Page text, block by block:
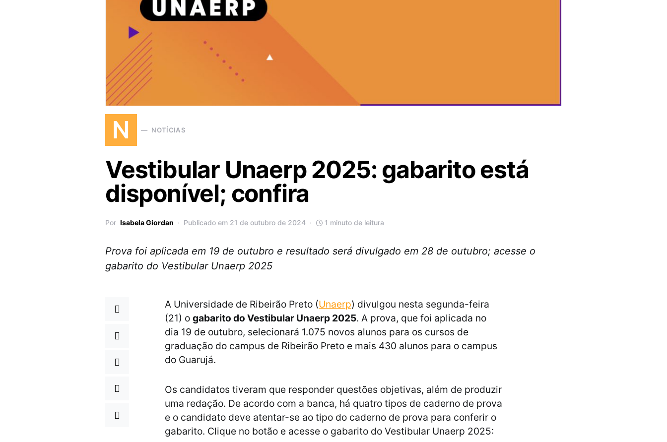
N NOTÍCIAS
Vestibular Unaerp 2025: gabarito está
disponível; confira
Por Isabela Giordan Publicado em 21 de outubro de 2024 1 minuto de leitura
Prova foi aplicada em 19 de outubro e resultado será divulgado em 28 de outubro; acesse o
gabarito do Vestibular Unaerp 2025
A Universidade de Ribeirão Preto (Unaerp) divulgou nesta segunda-feira
(21) o gabarito do Vestibular Unaerp 2025. A prova, que foi aplicada no
dia 19 de outubro, selecionará 1.075 novos alunos para os cursos de
graduação do campus de Ribeirão Preto e mais 430 alunos para o campus
do Guarujá.
Os candidatos tiveram que responder questões objetivas, além de produzir
uma redação. De acordo com a banca, há quatro tipos de caderno de prova
e o candidato deve atentar-se ao tipo do caderno de prova para conferir o
gabarito. Clique no botão e acesse o gabarito do Vestibular Unaerp 2025: